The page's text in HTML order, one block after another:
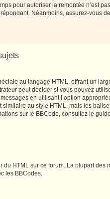
pour autoriser la remontée n’est
Néanmoins, assurez-vous
au langage HTML, offrant un
peut décider si vous pouvez
en utilisant l’option
au style HTML, mais les
sur le BBCode, consultez le
du HTML sur ce forum. La plupart des
les BBCodes.